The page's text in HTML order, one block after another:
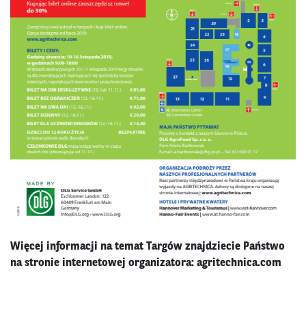
Więcej informacji na temat Targów znajdziecie Państwo
na stronie internetowej organizatora: agritechnica.com